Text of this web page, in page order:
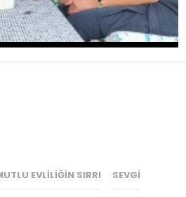
EVLILIĞIN SIRRI SEVGI